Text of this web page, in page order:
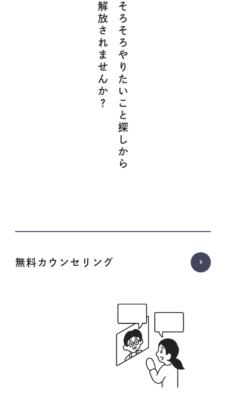
そろそろやりたいこと探しから
解放されませんか？
無料カウンセリング